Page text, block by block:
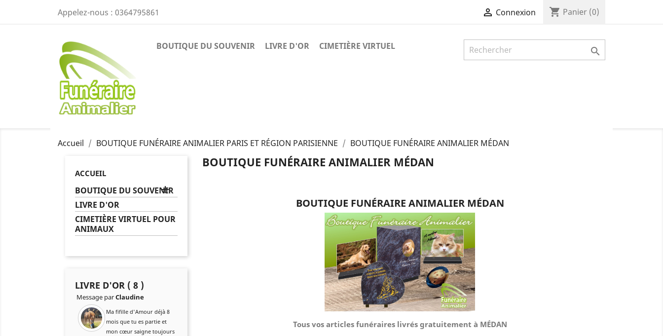
Appelez-nous : 0364795861  Connexion shopping_cart Panier (0)
BOUTIQUE DU SOUVENIR LIVRE D'OR CIMETIÈRE VIRTUEL 
Accueil BOUTIQUE FUNÉRAIRE ANIMALIER PARIS ET RÉGION PARISIENNE BOUTIQUE FUNÉRAIRE ANIMALIER MÉDAN
ACCUEIL
BOUTIQUE DU SOUVENIR

LIVRE D'OR
CIMETIÈRE VIRTUEL POUR
ANIMAUX
LIVRE D'OR ( 8 )
Message parClaudine
Ma fifille d'Amour déjà 8
mois que tu es partie et
mon cœur saigne toujours
BOUTIQUE FUNÉRAIRE ANIMALIER MÉDAN
BOUTIQUE FUNÉRAIRE ANIMALIER MÉDAN
Tous vos articles funéraires livrés gratuitement à MÉDAN